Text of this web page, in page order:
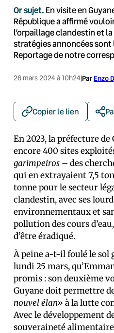
Or sujet. En visite en
République a affirmé
l’orpaillage clandestin et
stratégies annoncées sont
Reportage de notre
26 mars 2024 à 10h24|Par Enzo
Copier le lien
En 2023, la préfecture
encore 400 sites
garimpeiros – des
qui en extrayaient 7,5
tonne pour le secteur
clandestin, avec ses
environnementaux et
pollution des cours
d’être éradiqué.
À peine a-t-il foulé le sol
lundi 25 mars,
promis : son deuxième
Guyane doit permettre
nouvel élan» à la lutte
Avec le développement
souveraineté